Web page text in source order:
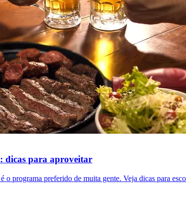
dicas para aproveitar
o programa preferido de muita gente. Veja dicas para